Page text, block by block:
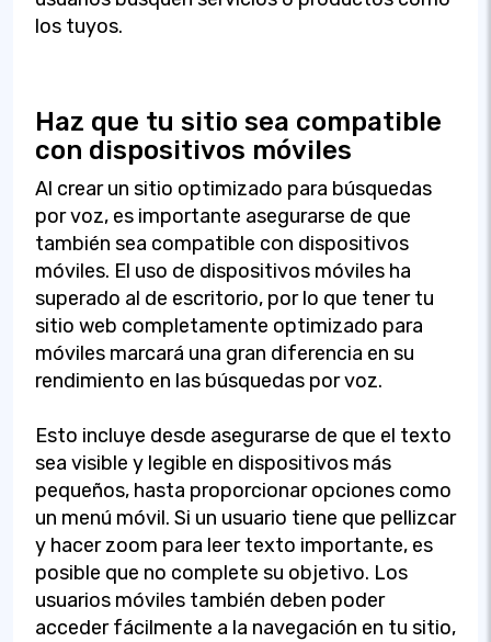
los tuyos.
Haz que tu sitio sea compatible
con dispositivos móviles
Al crear un sitio optimizado para búsquedas
por voz, es importante asegurarse de que
también sea compatible con dispositivos
móviles. El uso de dispositivos móviles ha
superado al de escritorio, por lo que tener tu
sitio web completamente optimizado para
móviles marcará una gran diferencia en su
rendimiento en las búsquedas por voz.
Esto incluye desde asegurarse de que el texto
sea visible y legible en dispositivos más
pequeños, hasta proporcionar opciones como
un menú móvil. Si un usuario tiene que pellizcar
y hacer zoom para leer texto importante, es
posible que no complete su objetivo. Los
usuarios móviles también deben poder
acceder fácilmente a la navegación en tu sitio,